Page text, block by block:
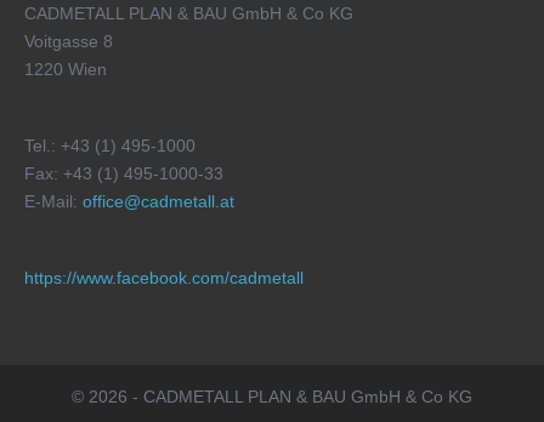
CADMETALL PLAN & BAU GmbH & Co KG
Voitgasse 8
1220 Wien
Tel.: +43 (1) 495-1000
Fax: +43 (1) 495-1000-33
E-Mail: office@cadmetall.at
https://www.facebook.com/cadmetall
© 2026 - CADMETALL PLAN & BAU GmbH & Co KG